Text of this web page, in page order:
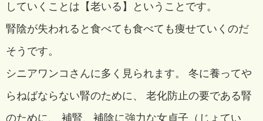
していくことは【老いる】ということです。
腎陰が失われると食べても食べても痩せていくのだ
そうです。
シニアワンコさんに多く見られます。 冬に養ってや
らねばならない腎のために、 老化防止の要である腎
のために、 補腎、補陰に強力な女貞子（じょてい